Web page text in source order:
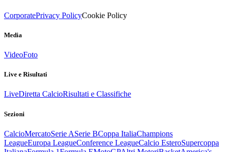
CorporatePrivacy PolicyCookie Policy
Media
VideoFoto
Live e Risultati
LiveDiretta CalcioRisultati e Classifiche
Sezioni
CalcioMercatoSerie ASerie BCoppa ItaliaChampions
LeagueEuropa LeagueConference LeagueCalcio EsteroSupercoppa